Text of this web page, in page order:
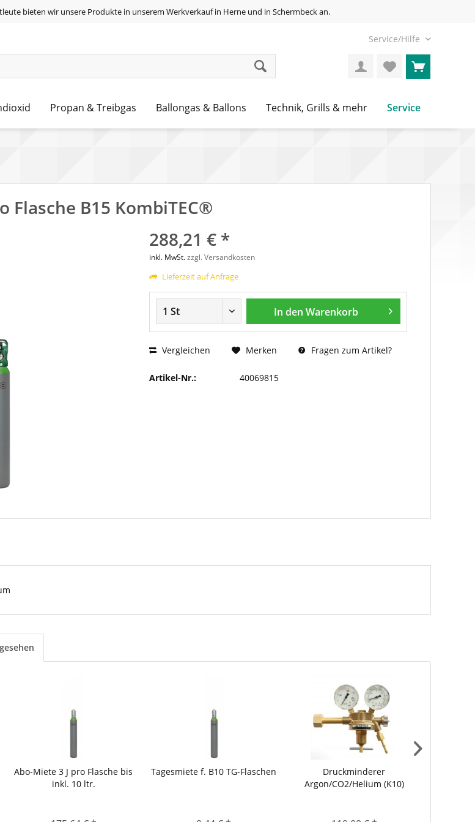
bieten wir unsere Produkte in unserem Werkverkauf in Herne und in Schermbeck an.
Service/Hilfe
Propan & Treibgas Ballongas & Ballons Technik, Grills & mehr Service
Flasche B15 KombiTEC®
288,21 € *
inkl. MwSt.zzgl. Versandkosten
Lieferzeit auf Anfrage
In den Warenkorb
Vergleichen Merken Fragen zum Artikel?
Artikel-Nr.: 40069815
Abo-Miete 3 J pro Flasche bis
inkl. 10 ltr.
Tagesmiete f. B10 TG-Flaschen
Druckminderer
Argon/CO2/Helium (K10)